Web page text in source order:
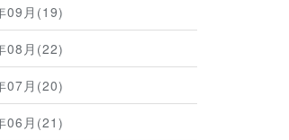
09月(19)
08月(22)
07月(20)
06月(21)